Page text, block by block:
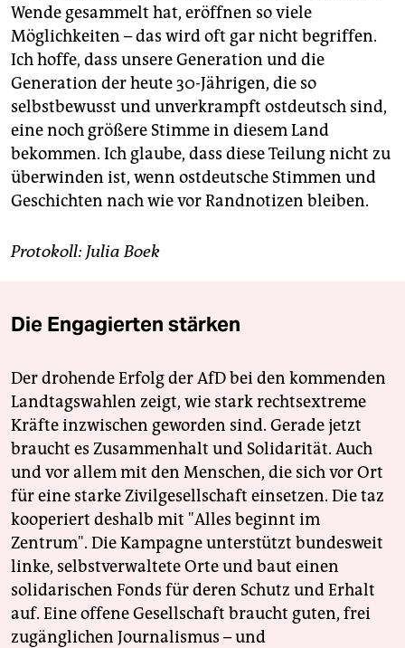
Wende gesammelt hat, eröffnen so viele
Möglichkeiten – das wird oft gar nicht begriffen.
Ich hoffe, dass unsere Generation und die
Generation der heute 30-Jährigen, die so
selbstbewusst und unverkrampft ostdeutsch sind,
eine noch größere Stimme in diesem Land
bekommen. Ich glaube, dass diese Teilung nicht zu
überwinden ist, wenn ostdeutsche Stimmen und
Geschichten nach wie vor Randnotizen bleiben.
Protokoll: Julia Boek
Die Engagierten stärken
Der drohende Erfolg der AfD bei den kommenden
Landtagswahlen zeigt, wie stark rechtsextreme
Kräfte inzwischen geworden sind. Gerade jetzt
braucht es Zusammenhalt und Solidarität. Auch
und vor allem mit den Menschen, die sich vor Ort
für eine starke Zivilgesellschaft einsetzen. Die taz
kooperiert deshalb mit "Alles beginnt im
Zentrum". Die Kampagne unterstützt bundesweit
linke, selbstverwaltete Orte und baut einen
solidarischen Fonds für deren Schutz und Erhalt
auf. Eine offene Gesellschaft braucht guten, frei
zugänglichen Journalismus – und